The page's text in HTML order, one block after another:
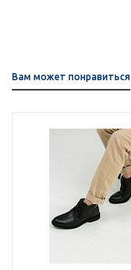
Вам может понравиться